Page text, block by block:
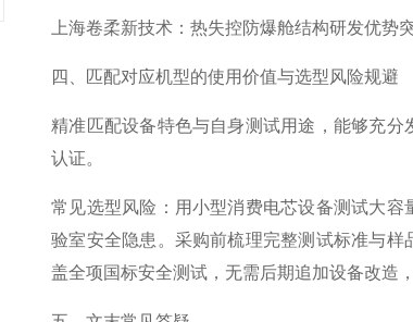
上海卷柔新技术：热失控防爆舱结构研发优势
四、匹配对应机型的使用价值与选型风险规避
精准匹配设备特色与自身测试用途，能够充
认证。
常见选型风险：用小型消费电芯设备测试大
验室安全隐患。采购前梳理完整测试标准与
盖全项国标安全测试，无需后期追加设备改造